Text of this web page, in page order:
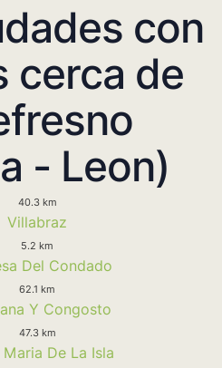
con
cerca de
- Leon)
40.3 km
Villabraz
5.2 km
Del Condado
62.1 km
Y Congosto
47.3 km
Maria De La Isla